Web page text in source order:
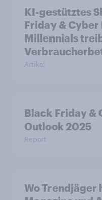
KI-gestütztes
Friday & Cyber
Millennials
Artikel
Black Friday &
Outlook 2025
Report
Wo Trendjäger